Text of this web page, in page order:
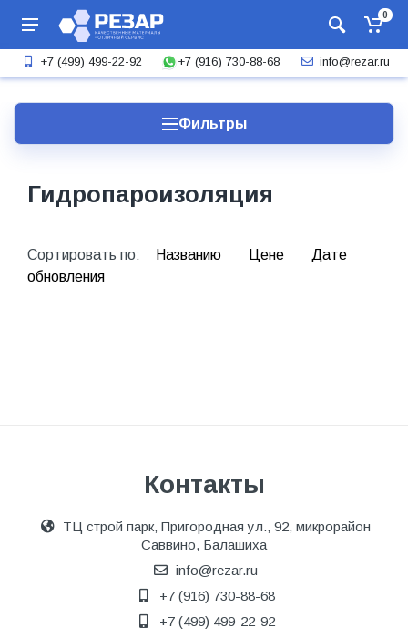
0
+7 (499) 499-22-92 +7 (916) 730-88-68 info@rezar.ru
Фильтры
Гидропароизоляция
Сортировать по: Названию Цене
Дате
обновления
Контакты
ТЦ строй парк, Пригородная ул., 92, микрорайон
Саввино, Балашиха
info@rezar.ru
+7 (916) 730-88-68
+7 (499) 499-22-92